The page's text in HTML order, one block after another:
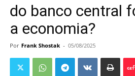
do banco central
a economia?
Por Frank Shostak - 05/08/2025